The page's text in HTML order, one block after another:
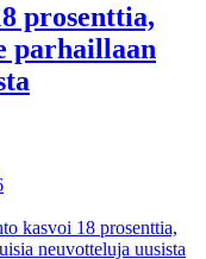
prosenttia,
parhaillaan
kasvoi 18 prosenttia,
neuvotteluja uusista